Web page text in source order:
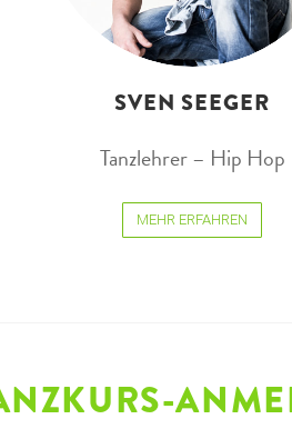
SVEN SEEGER
Tanzlehrer – Hip Hop
MEHR ERFAHREN